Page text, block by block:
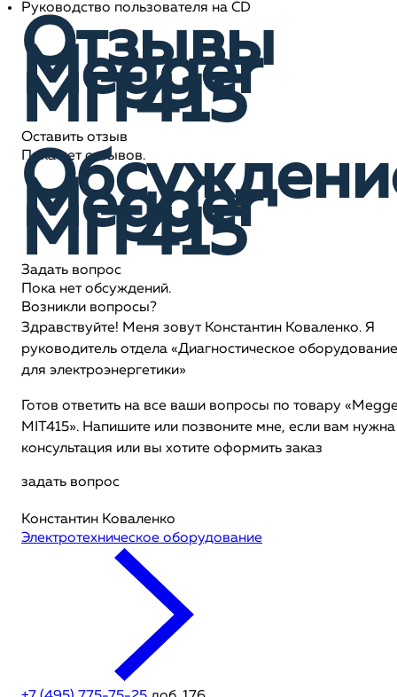
Руководство пользователя на CD
Отзывы
Megger
MIT415
Оставить отзыв
Пока нет отзывов.
Megger
MIT415
Задать вопрос
Пока нет обсуждений.
Возникли вопросы?
Здравствуйте! Меня зовут Константин Коваленко. Я
руководитель отдела «Диагностическое оборудование
для электроэнергетики»
Готов ответить на все ваши вопросы по товару
MIT415». Напишите или позвоните мне, если вам нужна
консультация или вы хотите оформить заказ
задать вопрос
Константин Коваленко
Электротехническое оборудование